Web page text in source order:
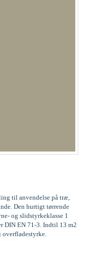
til anvendelse på træ,
Den hurtigt tørrende
og slidstyrkeklasse 1
DIN EN 71-3. Indtil 13 m2